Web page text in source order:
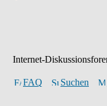
Internet-
FAQ Suchen